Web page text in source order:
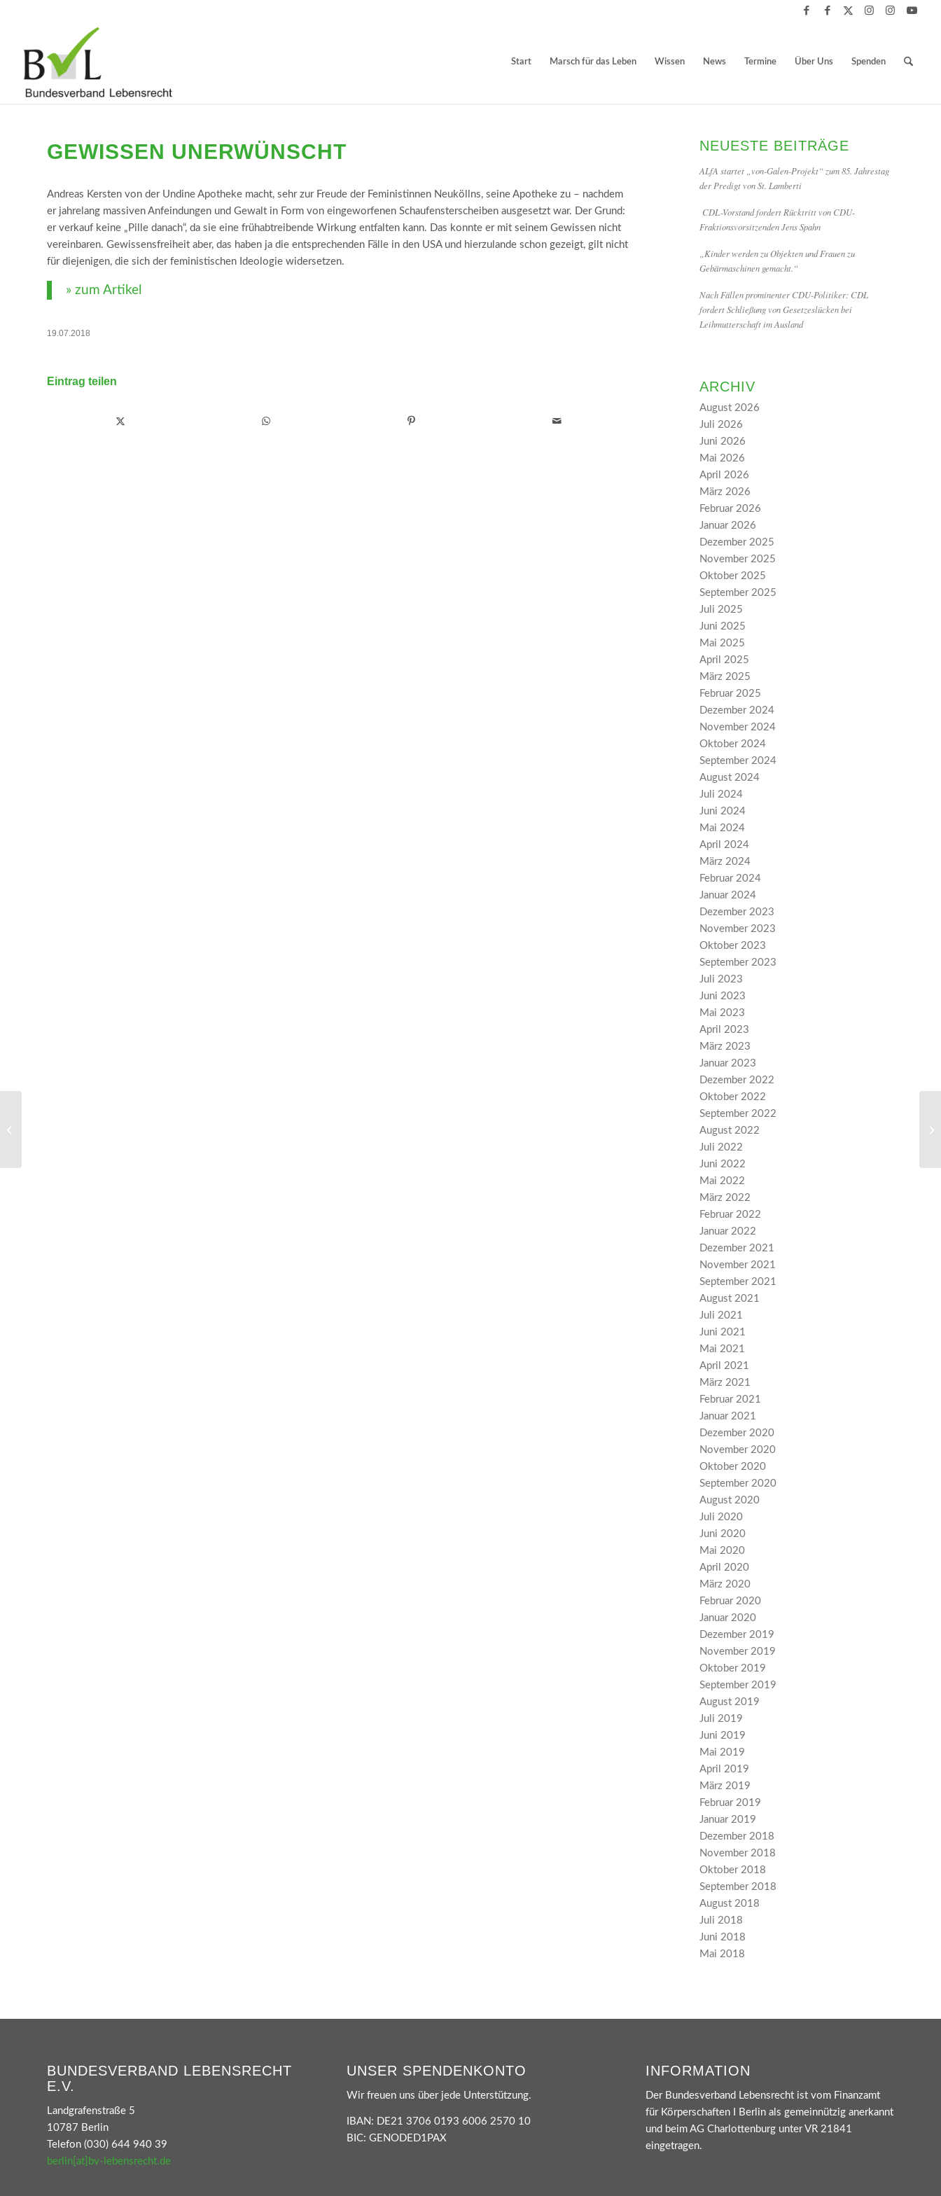
Start Marsch für das Leben Wissen News Termine Über Uns Spenden
GEWISSEN UNERWÜNSCHT
Andreas Kersten von der Undine Apotheke macht, sehr zur Freude der Feministinnen Neuköllns, seine Apotheke zu – nachdem
er jahrelang massiven Anfeindungen und Gewalt in Form von eingeworfenen Schaufensterscheiben ausgesetzt war. Der Grund:
er verkauf keine „Pille danach“, da sie eine frühabtreibende Wirkung entfalten kann. Das konnte er mit seinem Gewissen nicht
vereinbaren. Gewissensfreiheit aber, das haben ja die entsprechenden Fälle in den USA und hierzulande schon gezeigt, gilt nicht
für diejenigen, die sich der feministischen Ideologie widersetzen.
» zum Artikel
19.07.2018
Eintrag teilen
NEUESTE BEITRÄGE
ALfA startet „von-Galen-Projekt“ zum 85. Jahrestag
der Predigt von St. Lamberti
CDL-Vorstand fordert Rücktritt von CDU-
Fraktionsvorsitzenden Jens Spahn
„Kinder werden zu Objekten und Frauen zu
Gebärmaschinen gemacht.“
Nach Fällen prominenter CDU-Politiker: CDL
fordert Schließung von Gesetzeslücken bei
Leihmutterschaft im Ausland
ARCHIV
August 2026
Juli 2026
Juni 2026
Mai 2026
April 2026
März 2026
Februar 2026
Januar 2026
Dezember 2025
November 2025
Oktober 2025
September 2025
Juli 2025
Juni 2025
Mai 2025
April 2025
März 2025
Februar 2025
Dezember 2024
November 2024
Oktober 2024
September 2024
August 2024
Juli 2024
Juni 2024
Mai 2024
April 2024
März 2024
Februar 2024
Januar 2024
Dezember 2023
November 2023
Oktober 2023
September 2023
Juli 2023
Juni 2023
Mai 2023
April 2023
März 2023
Januar 2023
Dezember 2022
Oktober 2022
September 2022
August 2022
Juli 2022
Juni 2022
Mai 2022
März 2022
Februar 2022
Januar 2022
Dezember 2021
November 2021
September 2021
August 2021
Juli 2021
Juni 2021
Mai 2021
April 2021
März 2021
Februar 2021
Januar 2021
Dezember 2020
November 2020
Oktober 2020
September 2020
August 2020
Juli 2020
Juni 2020
Mai 2020
April 2020
März 2020
Februar 2020
Januar 2020
Dezember 2019
November 2019
Oktober 2019
September 2019
August 2019
Juli 2019
Juni 2019
Mai 2019
April 2019
März 2019
Februar 2019
Januar 2019
Dezember 2018
November 2018
Oktober 2018
September 2018
August 2018
Juli 2018
Juni 2018
Mai 2018
BUNDESVERBAND LEBENSRECHT
E.V.
Landgrafenstraße 5
10787 Berlin
Telefon (030) 644 940 39
berlin[at]bv-lebensrecht.de
UNSER SPENDENKONTO
Wir freuen uns über jede Unterstützung.
IBAN: DE21 3706 0193 6006 2570 10
BIC: GENODED1PAX
INFORMATION
Der Bundesverband Lebensrecht ist vom Finanzamt
für Körperschaften I Berlin als gemeinnützig anerkannt
und beim AG Charlottenburg unter VR 21841
eingetragen.